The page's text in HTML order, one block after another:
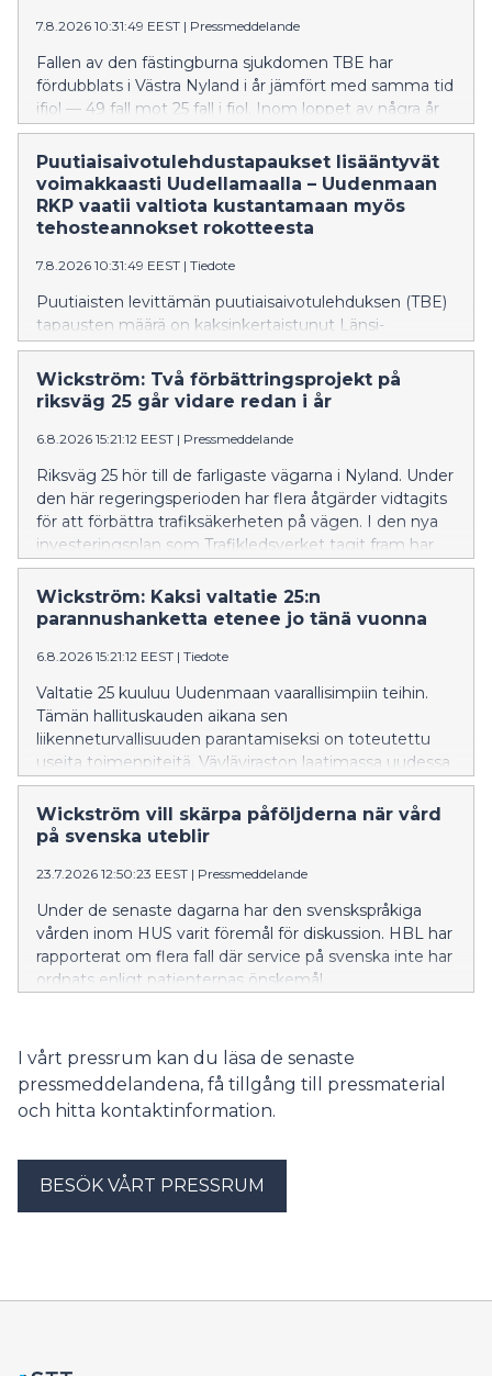
7.8.2026 10:31:49 EEST | Pressmeddelande
Fallen av den fästingburna sjukdomen TBE har
fördubblats i Västra Nyland i år jämfört med samma tid
ifjol — 49 fall mot 25 fall i fjol. Inom loppet av några år
har TBE också börjat förekomma i östnyländska
kommuner, även om det handlar om tämligen få fall
tills vidare. Förra året dog fyra personer i Nyland av
TBE. Många av Finlands riskområden finns i Nyland.
Puutiaisaivotulehdustapaukset lisääntyvät
voimakkaasti Uudellamaalla – Uudenmaan
RKP vaatii valtiota kustantamaan myös
tehosteannokset rokotteesta
7.8.2026 10:31:49 EEST | Tiedote
Puutiaisten levittämän puutiaisaivotulehduksen (TBE)
tapausten määrä on kaksinkertaistunut Länsi-
Uudellamaalla tänä vuonna verrattuna viime vuoden
vastaavaan ajankohtaan – tapauksia on todettu tänä
kesänä jo 49, kun viime vuonna niitä oli 25. Viime
vuosien aikana TBE:tä on alkanut esiintyä myös Itä-
Uudenmaan kunnissa, vaikka tapausmäärät ovat
henkilöä kuoli Uudellamaalla TBE:n seurauksena.
Monet Suomen riskialueista sijaitsevat Uudellamaalla.
Wickström: Två förbättringsprojekt på
riksväg 25 går vidare redan i år
6.8.2026 15:21:12 EEST | Pressmeddelande
Riksväg 25 hör till de farligaste vägarna i Nyland. Under
den här regeringsperioden har flera åtgärder vidtagits
för att förbättra trafiksäkerheten på vägen. I den nya
investeringsplan som Trafikledsverket tagit fram har
åtgärder längs riksväg 25 prioriterats.
Wickström: Kaksi valtatie 25:n
parannushanketta etenee jo tänä vuonna
6.8.2026 15:21:12 EEST | Tiedote
Valtatie 25 kuuluu Uudenmaan vaarallisimpiin teihin.
Tämän hallituskauden aikana sen
liikenneturvallisuuden parantamiseksi on toteutettu
useita toimenpiteitä. Väyläviraston laatimassa uudessa
investointiohjelmassa valtatie 25:n kehittämistoimet
on asetettu etusijalle.
Wickström vill skärpa påföljderna när vård
på svenska uteblir
23.7.2026 12:50:23 EEST | Pressmeddelande
Under de senaste dagarna har den svenskspråkiga
vården inom HUS varit föremål för diskussion. HBL har
rapporterat om flera fall där service på svenska inte har
ordnats enligt patienternas önskemål.
I vårt pressrum kan du läsa de senaste
pressmeddelandena, få tillgång till pressmaterial
och hitta kontaktinformation.
BESÖK VÅRT PRESSRUM